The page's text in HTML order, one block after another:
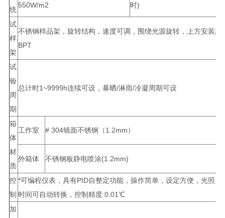
统
550W/m2
时)
试
样
架
不锈钢样品架，旋转结构，速度可调，围绕光源旋转，上方安装黑
BPT
试
验
周
期
总计时1~9999h连续可设，暴晒/淋雨/冷凝周期可设
箱
体
材
质
工作室 # 304镜面不锈钢（1.2mm）
外箱体 不锈钢板静电喷涂(1.2mm)
控
制
*可编程仪表，具有PID自整定功能，操作简单，设定方便，光照、
时间可自动转换，控制精度 0.01℃
加